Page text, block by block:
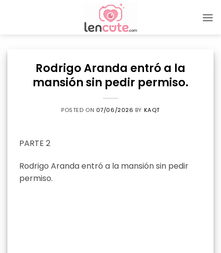
Rodrigo Aranda entró a la
mansión sin pedir permiso.
POSTED ON 07/06/2026 BY KAQT
PARTE 2
Rodrigo Aranda entró a la mansión sin pedir
permiso.